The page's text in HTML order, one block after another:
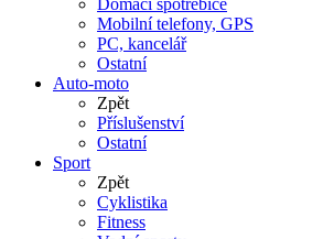
Domácí spotřebiče
Mobilní telefony, GPS
PC, kancelář
Ostatní
Auto-moto
Zpět
Příslušenství
Ostatní
Sport
Zpět
Cyklistika
Fitness